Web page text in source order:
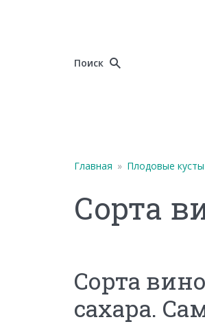
Поиск
Главная » Плодовые кусты
Сорта
Сорта
сахара.